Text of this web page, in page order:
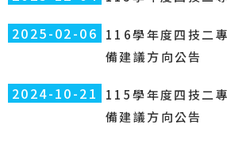
2025-02-06
116學年度四技二
備建議方向公告
2024-10-21
115學年度四技二
備建議方向公告